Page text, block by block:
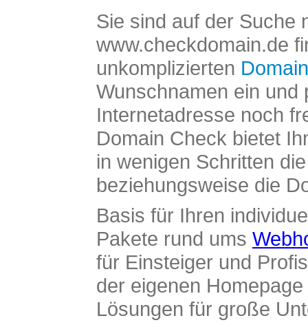
Sie sind auf der Suche
www.checkdomain.de
unkomplizierten
Wunschnamen ein und
Internetadresse noch
Domain Check bietet
in wenigen Schritten
beziehungsweise die
Basis für Ihren
Pakete rund ums
für Einsteiger und
der eigenen
Lösungen für große